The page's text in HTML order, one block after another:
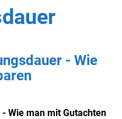
- Wie
Wie man mit Gutachten